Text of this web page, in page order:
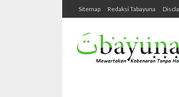
Sitemap Redaksi Tabayuna